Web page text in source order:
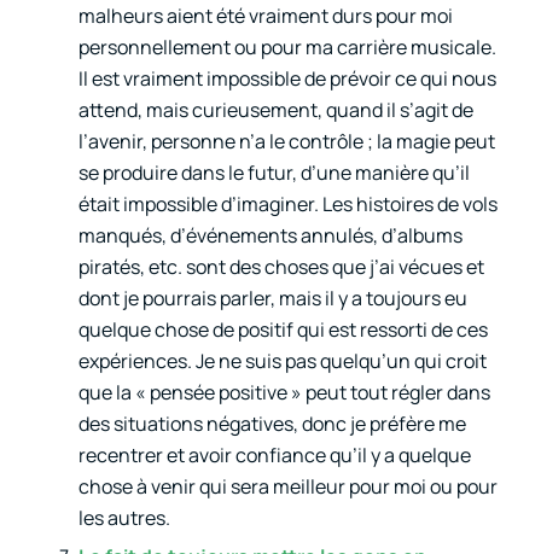
malheurs aient été vraiment durs pour moi
personnellement ou pour ma carrière musicale.
Il est vraiment impossible de prévoir ce qui nous
attend, mais curieusement, quand il s’agit de
l’avenir, personne n’a le contrôle ; la magie peut
se produire dans le futur, d’une manière qu’il
était impossible d’imaginer. Les histoires de vols
manqués, d’événements annulés, d’albums
piratés, etc. sont des choses que j’ai vécues et
dont je pourrais parler, mais il y a toujours eu
quelque chose de positif qui est ressorti de ces
expériences. Je ne suis pas quelqu’un qui croit
que la « pensée positive » peut tout régler dans
des situations négatives, donc je préfère me
recentrer et avoir confiance qu’il y a quelque
chose à venir qui sera meilleur pour moi ou pour
les autres.